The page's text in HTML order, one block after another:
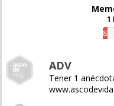
1
8%
ADV
Tener 1